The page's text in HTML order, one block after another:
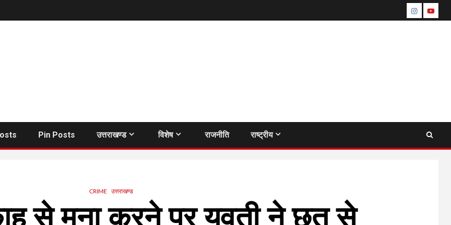
instagram
Pin Posts उत्तराखण्ड विशेष राजनीति राष्ट्रीय
CRIME उत्तराखण्ड
से मना करने पर युवती ने छत से